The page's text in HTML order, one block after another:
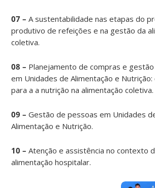
07 – A sustentabilidade nas etapas do
produtivo de refeições e na gestão da
coletiva.
08 – Planejamento de compras e
em Unidades de Alimentação e
para a a nutrição na alimentação coletiva.
09 –Gestão de pessoas em Unidades
Alimentação e Nutrição.
10 –Atenção e assistência no contexto
alimentação hospitalar.